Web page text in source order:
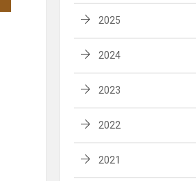
2025
2024
2023
2022
2021